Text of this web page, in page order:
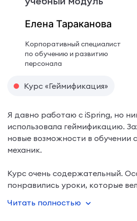
Елена Тараканова
Корпоративный специалист
по обучению и развитию
персонала
Курс «Геймификация»
Я давно работаю с iSpring, но
использовала геймификацию.
новые возможности в обучении
механик.
Курс очень содержательный.
понравились уроки, которые
Читать полностью